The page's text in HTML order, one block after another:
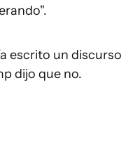
escrito un discurso
dijo que no.